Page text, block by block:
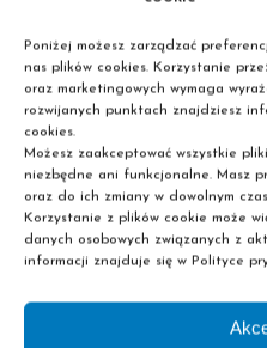
Poniżej możesz zarządzać
nas plików cookies. Korzystanie
oraz marketingowych wymaga
rozwijanych punktach znajdziesz
cookies.
Możesz zaakceptować wszystkie
niezbędne ani funkcjonalne. Masz
oraz do ich zmiany w dowolnym
Korzystanie z plików cookie może
danych osobowych związanych z
informacji znajduje się w Polityce